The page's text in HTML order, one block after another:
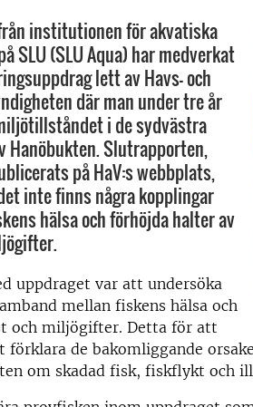
institutionen för akvatiska
SLU (SLU Aqua) har medverkat
lett av Havs- och
där man under tre år
i de sydvästra
Hanöbukten. Slutrapporten,
på HaV:s webbplats,
inte finns några kopplingar
hälsa och förhöjda halter av
uppdraget var att undersöka
mellan fiskens hälsa och
och miljögifter. Detta för att
förklara de bakomliggande
om skadad fisk, fiskflykt och